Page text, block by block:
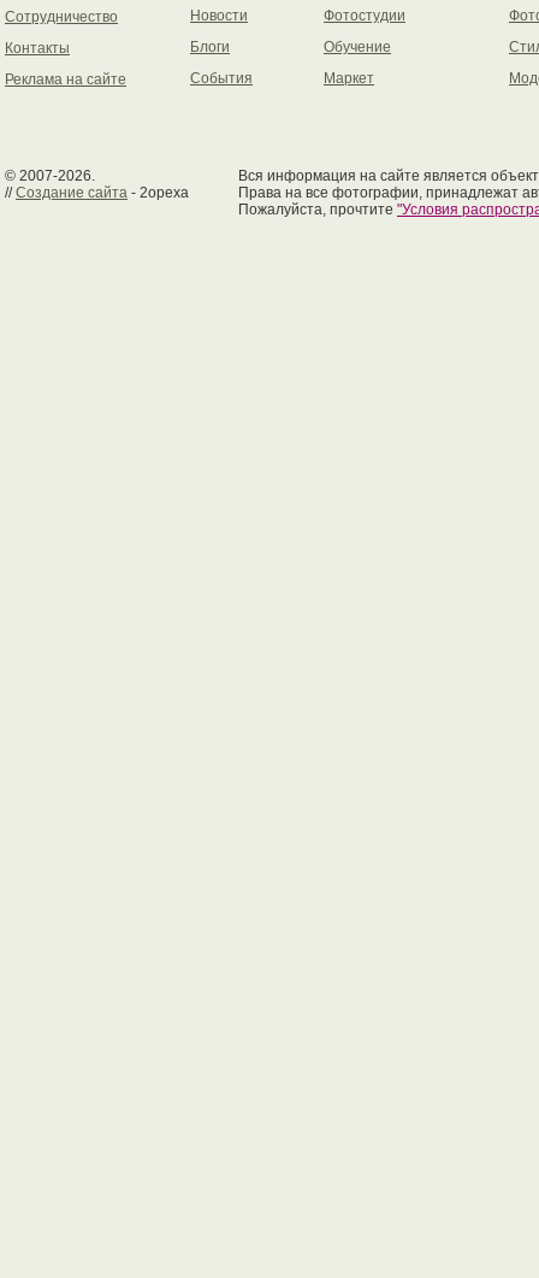
Сотрудничество
Контакты
Реклама на сайте
Новости
Блоги
События
Фотостудии
Обучение
Маркет
© 2007-2026.
//Создание сайта - 2opexa
Вся информация на сайте является
Права на все фотографии, принадлежат
Пожалуйста, прочтите "Условия